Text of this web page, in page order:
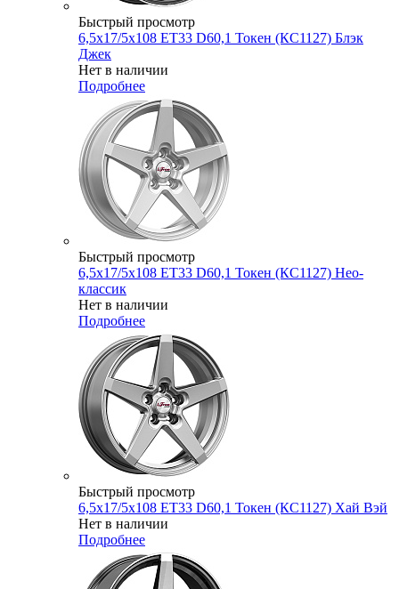
Быстрый просмотр
6,5x17/5x108 ET33 D60,1 Токен (КС1127) Блэк
Джек
Нет в наличии
Подробнее
Быстрый просмотр
6,5x17/5x108 ET33 D60,1 Токен (КС1127) Нео-
классик
Нет в наличии
Подробнее
Быстрый просмотр
6,5x17/5x108 ET33 D60,1 Токен (КС1127) Хай Вэй
Нет в наличии
Подробнее